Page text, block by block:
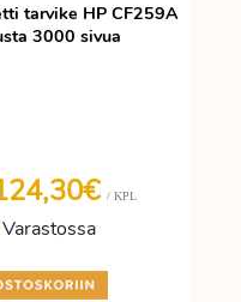
tarvike HP CF259A
3000 sivua
/ KPL
Varastossa